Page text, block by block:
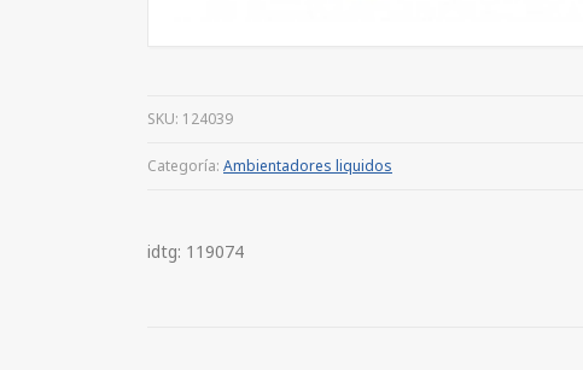
SKU: 124039
Categoría: Ambientadores liquidos
idtg: 119074